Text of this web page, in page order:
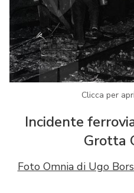
Clicca per
Incidente
Grotta
Foto Omnia di Ugo